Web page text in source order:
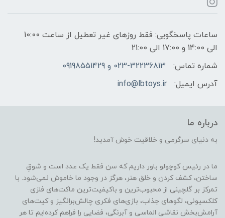
ساعات پاسخگویی: فقط روزهای غیر تعطیل از ساعت 10:00
الی 14:00 و 17:00 الی 21:00
شماره تماس:
023-32236813 و 09198551429
آدرس ایمیل:
info@lbtoys.ir
درباره ما
به دنیای سرگرمی و خلاقیت خوش آمدید!
ما در رئیس کوچولو باور داریم که سن فقط یک عدد است و شوقِ
ساختن، کشف کردن و خلق هنر، هرگز در وجود ما خاموش نمی‌شود. با
تمرکز بر گلچینی از محبوب‌ترین و باکیفیت‌ترین ماکت‌های فلزی
کلکسیونی، لگوهای جذاب، بازی‌های فکری چالش‌برانگیز و کیت‌های
آرامش‌بخش نقاشی الماسی و آبرنگی، فضایی را فراهم کرده‌ایم تا هر